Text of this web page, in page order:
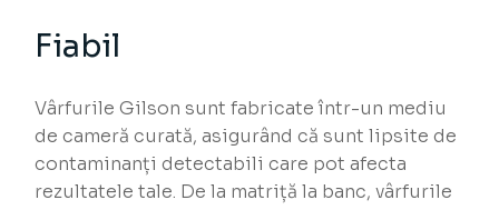
Fiabil
Vârfurile Gilson sunt fabricate într-un mediu
de cameră curată, asigurând că sunt lipsite de
contaminanți detectabili care pot afecta
rezultatele tale. De la matriță la banc, vârfurile